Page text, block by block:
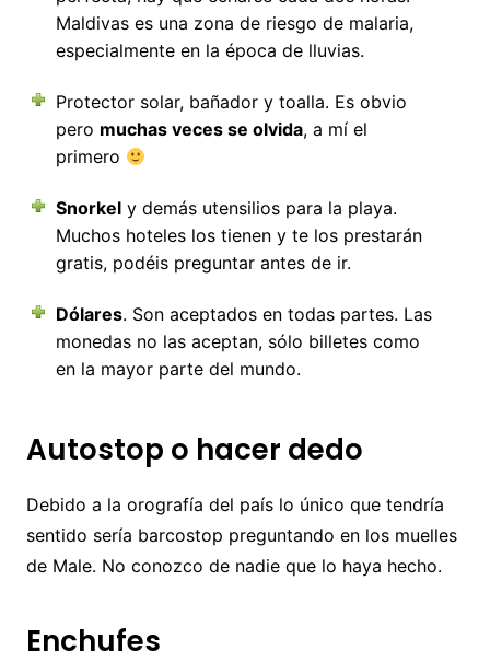
Maldivas es una zona de riesgo de malaria,
especialmente en la época de lluvias.
Protector solar, bañador y toalla. Es obvio
pero muchas veces se olvida, a mí el
primero
Snorkely demás utensilios para la playa.
Muchos hoteles los tienen y te los prestarán
gratis, podéis preguntar antes de ir.
Dólares. Son aceptados en todas partes. Las
monedas no las aceptan, sólo billetes como
en la mayor parte del mundo.
Autostop o hacer dedo
Debido a la orografía del país lo único que tendría
sentido sería barcostop preguntando en los muelles
de Male. No conozco de nadie que lo haya hecho.
Enchufes